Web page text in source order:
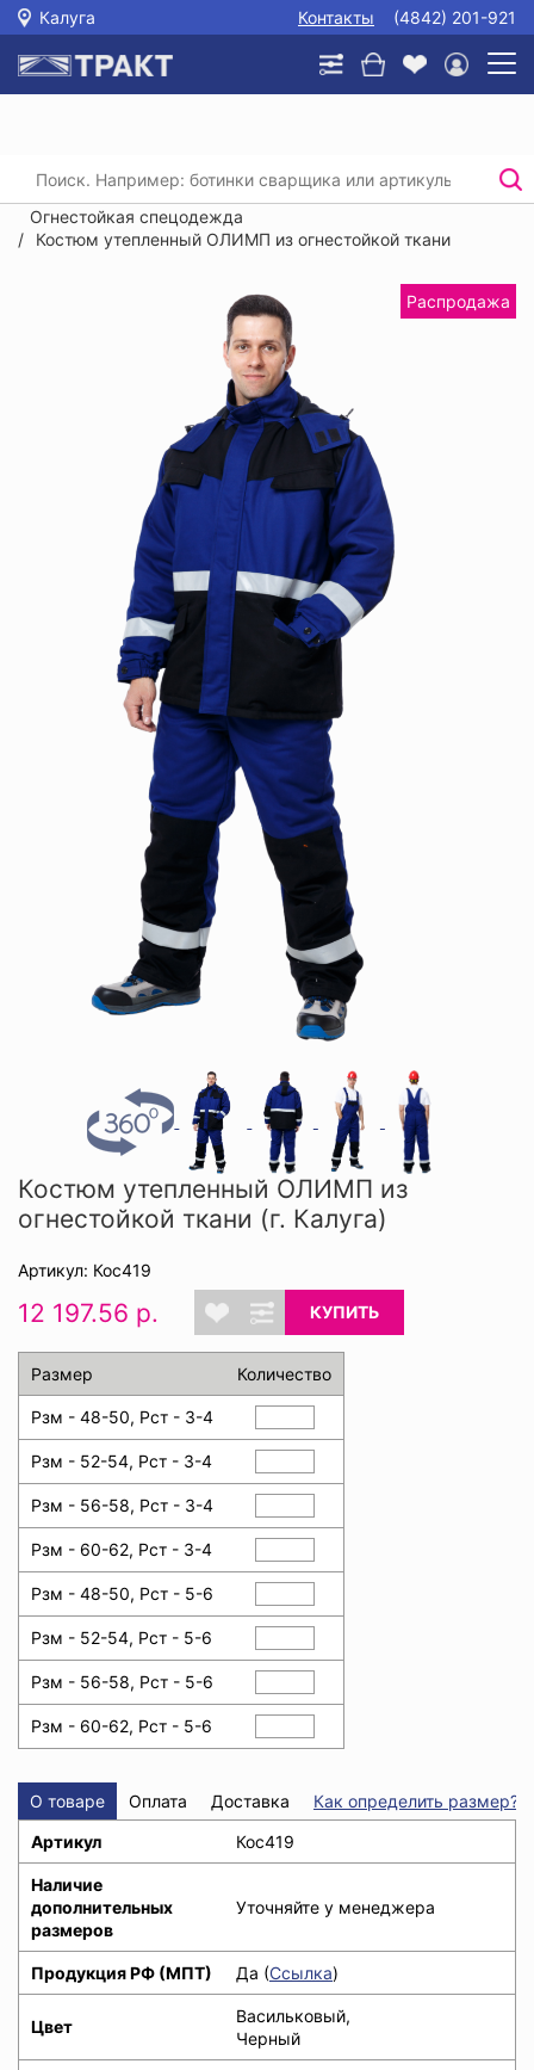
Калуга Контакты (4842) 201-921
Главная / /
Защита от повышенных температур и сварки.
Огнестойкая спецодежда
/
Костюм утепленный ОЛИМП из огнестойкой ткани
Распродажа
Костюм утепленный ОЛИМП из
огнестойкой ткани (г. Калуга)
Артикул: Кос419
12 197.56 р. КУПИТЬ
Размер Количество
Рзм - 48-50, Рст - 3-4
Рзм - 52-54, Рст - 3-4
Рзм - 56-58, Рст - 3-4
Рзм - 60-62, Рст - 3-4
Рзм - 48-50, Рст - 5-6
Рзм - 52-54, Рст - 5-6
Рзм - 56-58, Рст - 5-6
Рзм - 60-62, Рст - 5-6
О товаре Оплата Доставка
Как определить размер?
Артикул
Кос419
Наличие
дополнительных
размеров
Уточняйте у менеджера
Продукция РФ (МПТ) Да (Ссылка)
Цвет
Васильковый,
Черный